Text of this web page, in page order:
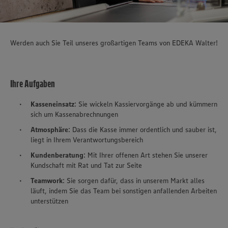
Werden auch Sie Teil unseres großartigen Teams von EDEKA Walter!
Ihre Aufgaben
Kasseneinsatz: Sie wickeln Kassiervorgänge ab und kümmern
sich um Kassenabrechnungen
Atmosphäre: Dass die Kasse immer ordentlich und sauber ist,
liegt in Ihrem Verantwortungsbereich
Kundenberatung: Mit Ihrer offenen Art stehen Sie unserer
Kundschaft mit Rat und Tat zur Seite
Teamwork: Sie sorgen dafür, dass in unserem Markt alles
läuft, indem Sie das Team bei sonstigen anfallenden Arbeiten
unterstützen